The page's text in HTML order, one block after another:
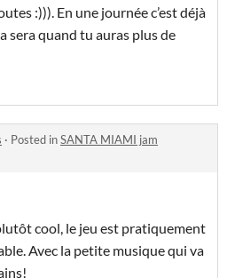
:))). En une journée c’est déjà
sera quand tu auras plus de
· Posted inSANTA MIAMI jam
cool, le jeu est pratiquement
Avec la petite musique qui va